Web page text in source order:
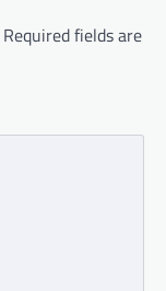
Required fields are